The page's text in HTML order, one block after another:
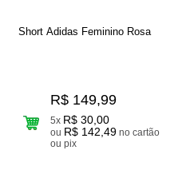
Short Adidas Feminino Rosa
R$ 149,99
5x R$ 30,00
ou R$ 142,49 no cartão
ou pix